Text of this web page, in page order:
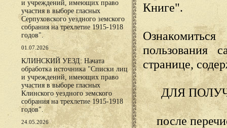
и учреждений, имеющих право
участия в выборе гласных
Серпуховского уездного земского
собрания на трехлетие 1915-1918
годов".
01.07.2026
КЛИНСКИЙ УЕЗД: Начата
обработка источника "Списки лиц
и учреждений, имеющих право
участия в выборе гласных
Клинского уездного земского
собрания на трехлетие 1915-1918
годов".
24.05.2026
Книге".
пользования
странице,
ДЛЯ
после